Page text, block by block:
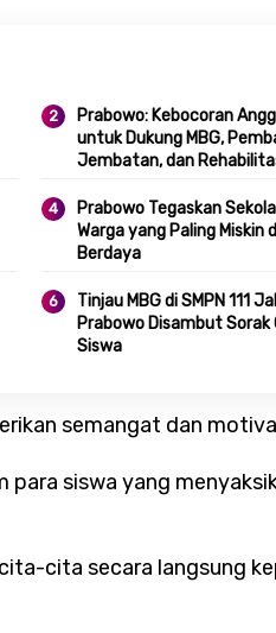
Prabowo: Kebocoran
untuk Dukung MBG,
Jembatan, dan
Prabowo Tegaskan
Warga yang Paling Miskin
Berdaya
Tinjau MBG di SMPN 111
Prabowo Disambut Sorak
Siswa
semangat dan
siswa yang
cita secara langsung